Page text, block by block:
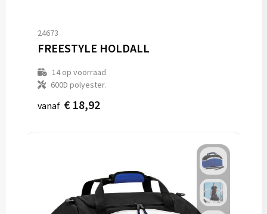
24673
FREESTYLE HOLDALL
14op voorraad
600D polyester.
vanaf € 18,92